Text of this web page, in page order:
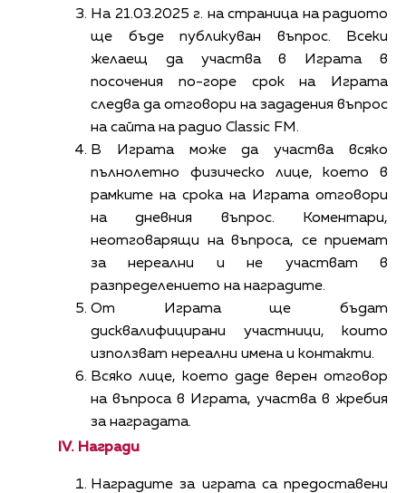
На 21.03.2025 г. на страница на радиото
ще бъде публикуван въпрос. Всеки
желаещ да участва в Играта в
посочения по-горе срок на Играта
следва да отговори на зададения въпрос
на сайта на радио Classic FM.
В Играта може да участва всяко
пълнолетно физическо лице, което в
рамките на срока на Играта отговори
на дневния въпрос. Коментари,
неотговарящи на въпроса, се приемат
за нереални и не участват в
разпределението на наградите.
От Играта ще бъдат
дисквалифицирани участници, които
използват нереални имена и контакти.
Всяко лице, което даде верен отговор
на въпроса в Играта, участва в жребия
за наградата.
IV. Награди
Наградите за играта са предоставени